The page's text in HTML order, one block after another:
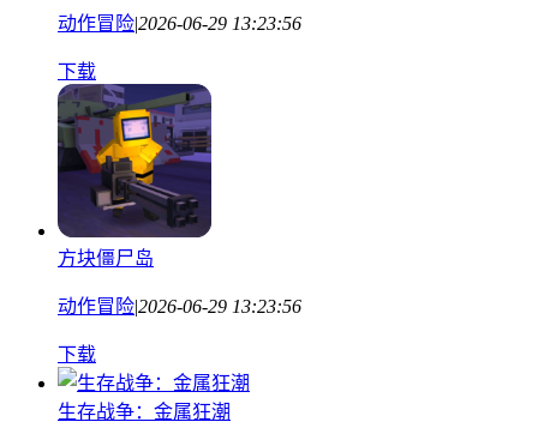
动作冒险|2026-06-29 13:23:56
下载
方块僵尸岛
动作冒险|2026-06-29 13:23:56
下载
生存战争：金属狂潮